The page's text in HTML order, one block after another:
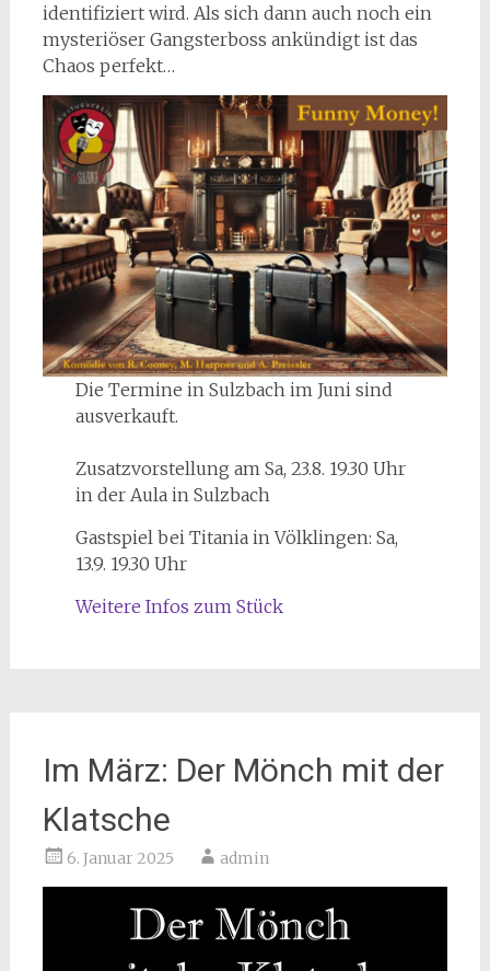
identifiziert wird. Als sich dann auch noch ein
mysteriöser Gangsterboss ankündigt ist das
Chaos perfekt…
Die Termine in Sulzbach im Juni sind
ausverkauft.
Zusatzvorstellung am Sa, 23.8. 19.30 Uhr
in der Aula in Sulzbach
Gastspiel bei Titania in Völklingen: Sa,
13.9. 19.30 Uhr
Weitere Infos zum Stück
Im März: Der Mönch mit der
Klatsche
6. Januar 2025 admin